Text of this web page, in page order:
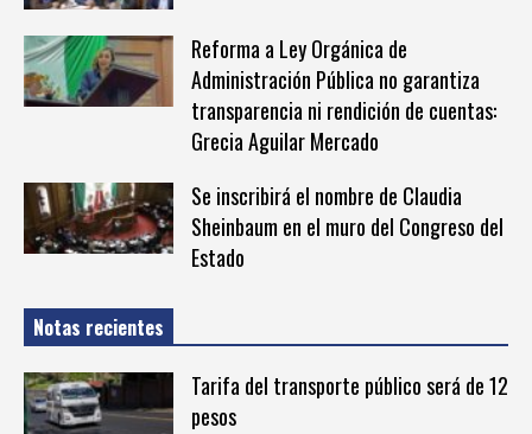
Reforma a Ley Orgánica de
Administración Pública no garantiza
transparencia ni rendición de cuentas:
Grecia Aguilar Mercado
Se inscribirá el nombre de Claudia
Sheinbaum en el muro del Congreso del
Estado
Notas recientes
Tarifa del transporte público será de 12
pesos